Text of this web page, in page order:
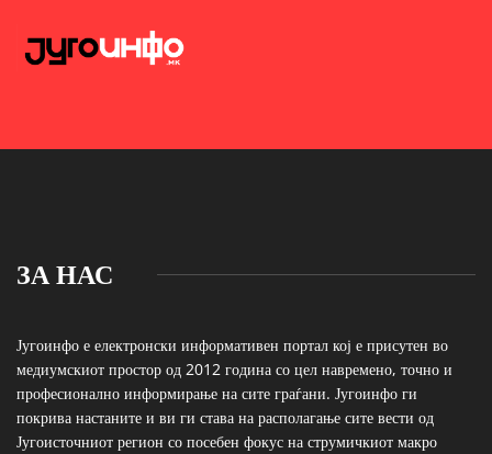
ЗА НАС
Југоинфо е електронски информативен портал кој е присутен во
медиумскиот простор од 2012 година со цел навремено, точно и
професионално информирање на сите граѓани. Југоинфо ги
покрива настаните и ви ги става на располагање сите вести од
Југоисточниот регион со посебен фокус на струмичкиот макро